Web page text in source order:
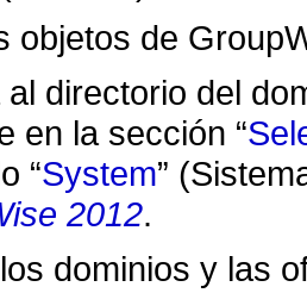
objetos de
directorio del
en la sección
System
2012.
dominios y las